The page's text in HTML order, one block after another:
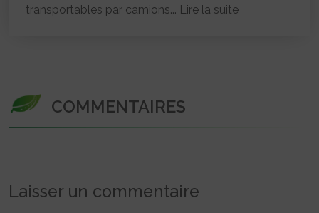
transportables par camions... Lire la suite
COMMENTAIRES
Laisser un commentaire